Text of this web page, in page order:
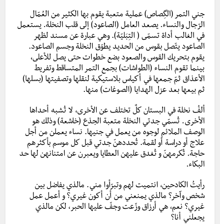
جني التمر (الگِصاص) عملية متعبة يقوم بها الكثير من العُمّال
الرّجال والنساء. يصعد العامل (الصاعود) إلى قلب النخلة. يستعمل
في الغالب أداة تسمّى ( التِبَليّة). وهي عبارة عن مسند لظهر
الصاعود يتّصل بقوس من الحديد يطوّق النخلة وجسم الصاعود.
يقوم بتحريك القوس والصعود بضع خطوات حتى يصل للأعلى،
بينما تقوم النساء (الطواشات) بجمع التمر المتساقط وتفريط
الأعذاق ثمّ جمعها في أكياس بلاستيكية لنقلها وتصفيتها (بسلها)
ثم بيعها بعد عزل الهدايا (الصوغات) منها.
ألفُ نخلة في البستان كلٌ تختلف عن الأخرى، لا تُشبه أحداها
الأخرى. تُسمّي جدتي النخلة متعبة الجذع (خاشعة) وذلك هو
الوصف الملائم لوجوه من يعمل في جنيها. نساء يعملن من أجل
علاج أو دراسة أو لقمة. تُحددهنّ جدتي قبل كل موسم بأكثرهم
حاجة. تُكرمهنّ و تُغدق عليهن العطايا ويعبرن عن امتنانهن لها حد
البكاء.
رأيتُ الكادحين، انتميت لهم وتبرّأوا مني. مالذي يفاضل بين
شخص وآخر؟ مالذي يمنعني من أن أكون غيري؟ و أعمل عمل
غيري؟ نعم، هي أرزاق وزّعت وجفّ عليها الحبر، لكن مالذي
يجعلني أنا؟